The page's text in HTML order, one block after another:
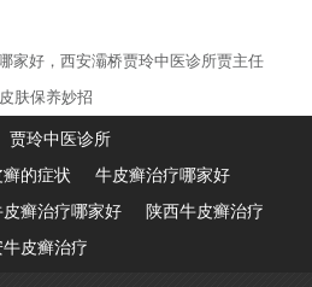
家好，西安灞桥贾玲中医诊所贾主任
肤保养妙招
贾玲中医诊所
癣的症状
牛皮癣治疗哪家好
皮癣治疗哪家好
陕西牛皮癣治疗
牛皮癣治疗